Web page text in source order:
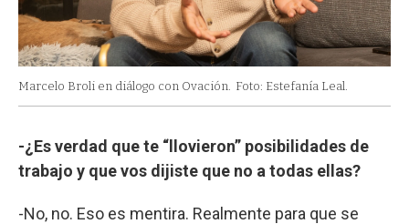
Marcelo Broli en diálogo con Ovación. Foto: Estefanía Leal.
-¿Es verdad que te “llovieron” posibilidades de
trabajo y que vos dijiste que no a todas ellas?
-No, no. Eso es mentira. Realmente para que se